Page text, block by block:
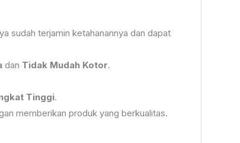
sudah terjamin ketahanannya dan dapat
dan Tidak Mudah Kotor.
Tinggi.
memberikan produk yang berkualitas.